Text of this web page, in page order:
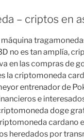
– criptos en
no es tan amplía,
en las compras de
la criptomoneda
entrenador de
e
doge
cardano
heredados por